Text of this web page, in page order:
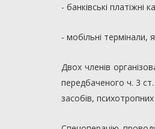
- банківські платіжні
- мобільні термінали,
Двох членів
передбаченого ч. 3
засобів,